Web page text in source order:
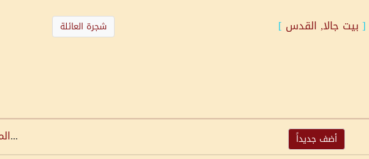
[ بيت جالا, القدس ] شجرة العائلة
أضف جديداً ...